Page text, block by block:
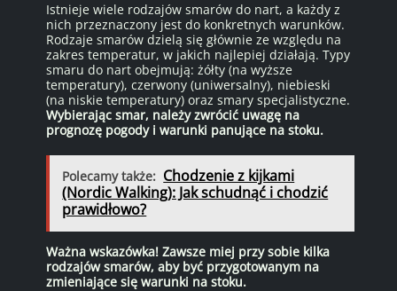
Istnieje wiele rodzajów smarów do nart, a każdy z
nich przeznaczony jest do konkretnych warunków.
Rodzaje smarów dzielą się głównie ze względu na
zakres temperatur, w jakich najlepiej działają. Typy
smaru do nart obejmują: żółty (na wyższe
temperatury), czerwony (uniwersalny), niebieski
(na niskie temperatury) oraz smary specjalistyczne.
Wybierając smar, należy zwrócić uwagę na
prognozę pogody i warunki panujące na stoku.
Polecamy także: Chodzenie z kijkami
(Nordic Walking): Jak schudnąć i chodzić
prawidłowo?
Ważna wskazówka! Zawsze miej przy sobie kilka
rodzajów smarów, aby być przygotowanym na
zmieniające się warunki na stoku.